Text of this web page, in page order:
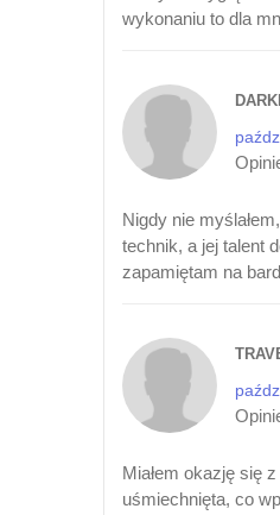
wykonaniu to dla
Nigdy nie
technik, a jej talent
zapamiętam na
Miałem okazję się
uśmiechnięta, co